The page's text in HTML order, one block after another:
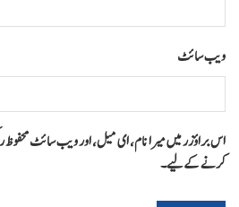
ویب‌ سائٹ
اس براؤزر میں میرا نام، ای میل، اور ویب سائٹ محفوظ
کرنے کےلیے۔